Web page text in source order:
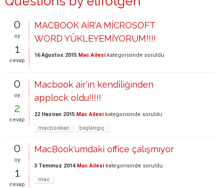
0
oy
1
cevap
MACBOOK AİR'A MİCROSOFT
WORD YÜKLEYEMİYORUM!!!!
16 Ağustos 2015 Mac Ailesi kategorisinde soruldu
0
oy
2
cevap
Macbook air'ın kendiliğinden
applock oldu!!!!!
22 Haziran 2015 Mac Ailesi kategorisinde soruldu
macbookair başlangıç
0
oy
1
cevap
MacBook'umdaki office çalışmıyor
3 Temmuz 2014 Mac Ailesi kategorisinde soruldu
mac